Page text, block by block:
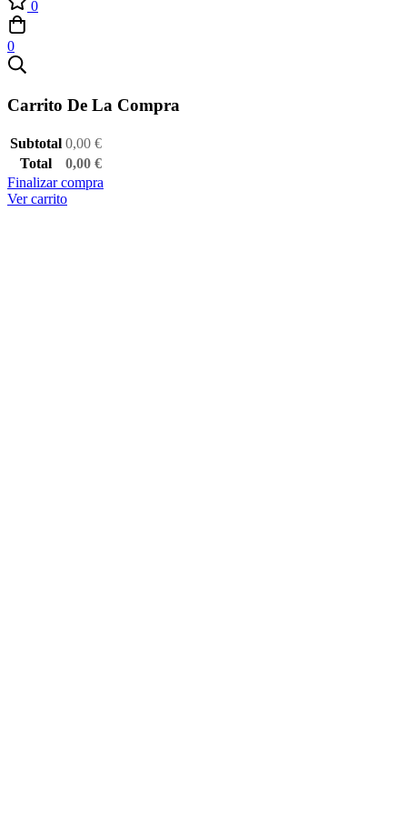
0
0
Carrito De La Compra
Subtotal 0,00 €
Total
0,00 €
Finalizar compra
Ver carrito